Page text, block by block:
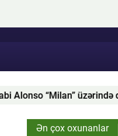
şərh edib
Ən çox oxunanlar